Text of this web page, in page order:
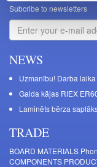
Subcribe to newsletters
NEWS
Uzmanību! Darba
Galda kājas RIEX
Laminēts bērza
TRADE
BOARD MATERIALS
COMPONENTS